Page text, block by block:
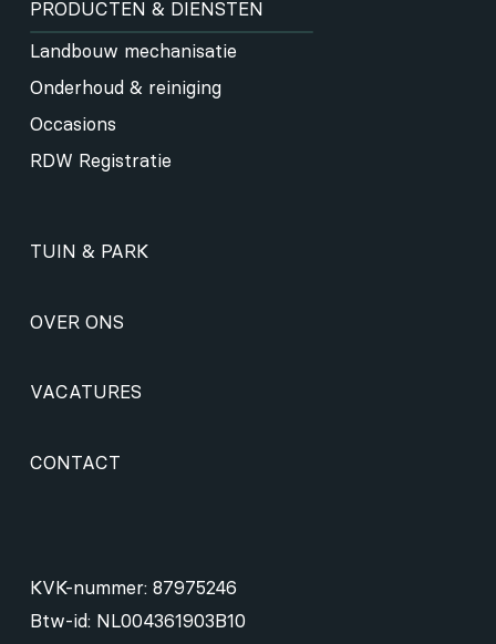
PRODUCTEN & DIENSTEN
Landbouw mechanisatie
Onderhoud & reiniging
Occasions
RDW Registratie
TUIN & PARK
OVER ONS
VACATURES
CONTACT
KVK-nummer: 87975246
Btw-id: NL004361903B10